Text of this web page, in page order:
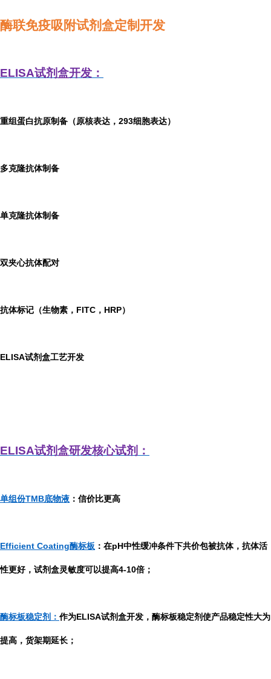
酶联免疫吸附试剂盒定制开发
ELISA试剂盒开发：
重组蛋白抗原制备（原核表达，293细胞表达）
多克隆抗体制备
单克隆抗体制备
双夹心抗体配对
抗体标记（生物素，FITC，HRP）
ELISA试剂盒工艺开发
ELISA试剂盒研发核心试剂：
单组份TMB底物液 ：信价比更高
Efficient Coating酶标板 ：在pH中性缓冲条件下共价包被抗体，抗体活
性更好，试剂盒灵敏度可以提高4-10倍；
酶标板稳定剂： 作为ELISA试剂盒开发，酶标板稳定剂使产品稳定性大为
提高，货架期延长；